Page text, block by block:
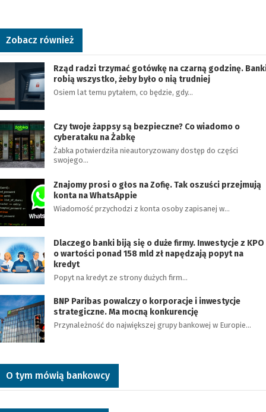
Zobacz również
Rząd radzi trzymać gotówkę na czarną godzinę.
robią wszystko, żeby było o nią trudniej
Osiem lat temu pytałem, co będzie, gdy…
Czy twoje żappsy są bezpieczne? Co wiadomo o
cyberataku na Żabkę
Żabka potwierdziła nieautoryzowany dostęp do części
swojego…
Znajomy prosi o głos na Zofię. Tak oszuści przejmują
konta na WhatsAppie
Wiadomość przychodzi z konta osoby zapisanej w…
Dlaczego banki biją się o duże firmy. Inwestycje z KPO
o wartości ponad 158 mld zł napędzają popyt na
kredyt
Popyt na kredyt ze strony dużych firm…
BNP Paribas powalczy o korporacje i inwestycje
strategiczne. Ma mocną konkurencję
Przynależność do największej grupy bankowej w Europie…
O tym mówią bankowcy